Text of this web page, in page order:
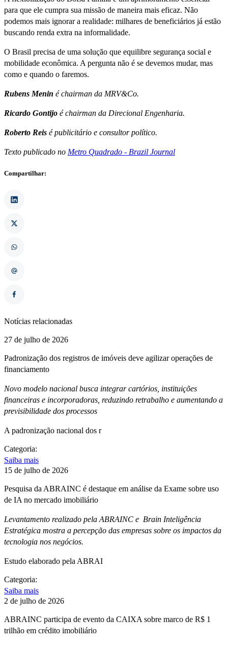
para que ele cumpra sua missão de maneira mais eficaz. Não
podemos mais ignorar a realidade: milhares de beneficiários já estão
buscando renda extra na informalidade.
O Brasil precisa de uma solução que equilibre segurança social e
mobilidade econômica. A pergunta não é se devemos mudar, mas
como e quando o faremos.
Rubens Menin é chairman da MRV&Co.
Ricardo Gontijo é chairman da Direcional Engenharia.
Roberto Reis é publicitário e consultor político.
Texto publicado no Metro Quadrado - Brazil Journal
Compartilhar:
Notícias relacionadas
27 de julho de 2026
Padronização dos registros de imóveis deve agilizar operações de
financiamento
Novo modelo nacional busca integrar cartórios, instituições
financeiras e incorporadoras, reduzindo retrabalho e aumentando a
previsibilidade dos processos
A padronização nacional dos r
Categoria:
Saiba mais
15 de julho de 2026
Pesquisa da ABRAINC é destaque em análise da Exame sobre uso
de IA no mercado imobiliário
Levantamento realizado pela ABRAINC e Brain Inteligência
Estratégica mostra a percepção das empresas sobre os impactos da
tecnologia nos negócios.
Estudo elaborado pela ABRAI
Categoria:
Saiba mais
2 de julho de 2026
ABRAINC participa de evento da CAIXA sobre marco de R$ 1
trilhão em crédito imobiliário